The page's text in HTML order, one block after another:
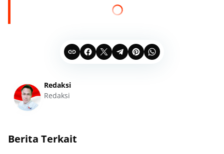
Redaksi
Redaksi
Berita Terkait